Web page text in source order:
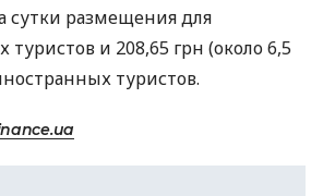
сутки размещения для
туристов и 208,65 грн (около 6,5
туристов.